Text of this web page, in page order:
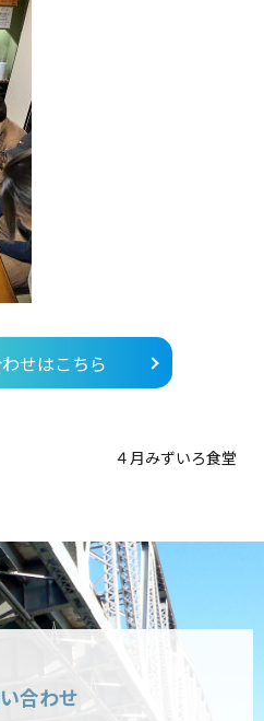
せはこちら
４月みずいろ食堂
合わせ